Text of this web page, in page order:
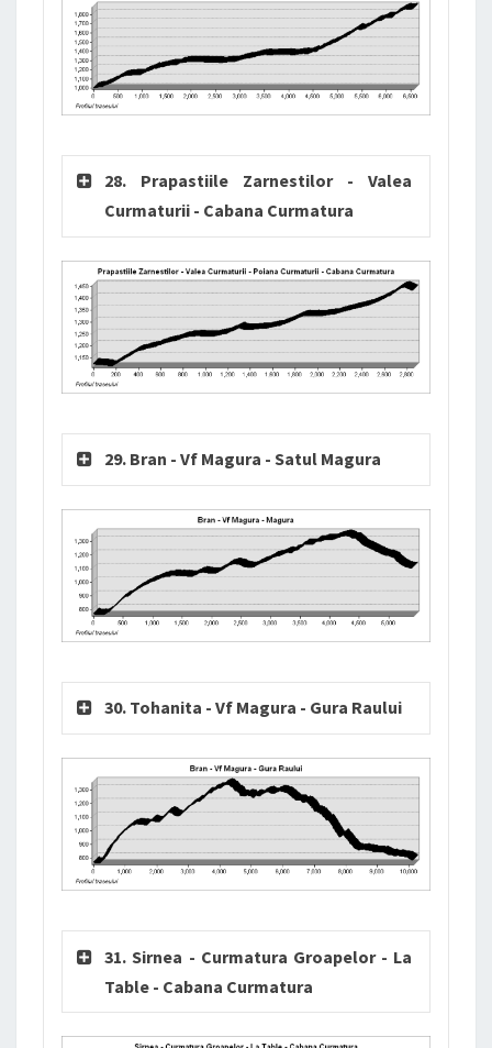
28. Prapastiile Zarnestilor - Valea
Curmaturii - Cabana Curmatura
29. Bran - Vf Magura - Satul Magura
30. Tohanita - Vf Magura - Gura Raului
31. Sirnea - Curmatura Groapelor - La
Table - Cabana Curmatura